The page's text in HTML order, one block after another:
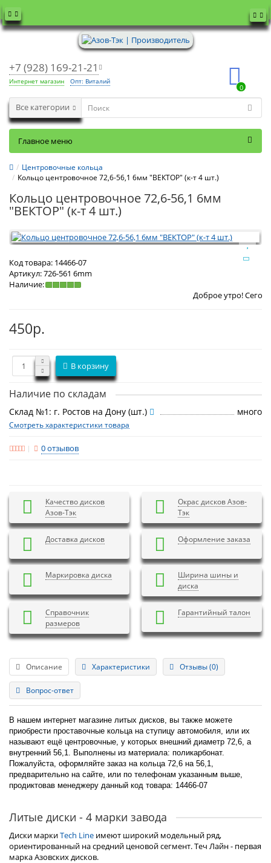
+7 (928) 169-21-21
Интернет магазин Опт: Виталий
0
Все категории
Главное меню
Центровочные кольца
Кольцо центровочное 72,6-56,1 6мм "ВЕКТОР" (к-т 4 шт.)
Кольцо центровочное 72,6-56,1 6мм
"ВЕКТОР" (к-т 4 шт.)
Код товара: 14466-07
Артикул:726-561 6mm
Наличие:
Доброе утро! СегодняЧетверг 6
450р.
В корзину
Наличие по складам
Склад №1: г. Ростов на Дону (шт.) много
Смотреть характеристики товара
0 отзывов
Качество дисков
Азов-Тэк
Окрас дисков Азов-
Тэк
Доставка дисков Оформление заказа
Маркировка диска
Ширина шины и
диска
Справочник
размеров
Гарантийный талон
Описание Характеристики Отзывы (0)
Вопрос-ответ
В нашем интернет магазине литых дисков, вы также можете
приобрести проставочные кольца на ступицу автомобиля, или их
называют ещё центровочные, у которых внешний диаметр 72,6, а
внутренний 56,1. Выполнены из материала: поликарбонат.
Пожалуйста, оформляйте заказ на кольца 72,6 на 56,1,
предварительно на сайте, или по телефонам указанным выше,
продиктовав менеджеру данный код товара: 14466-07
Литые диски - 4 марки завода
Диски маркиTech Line имеют широкий модельный ряд,
ориентированный на средний ценовой сегмент. Теч Лайн - первая
марка Азовских дисков.